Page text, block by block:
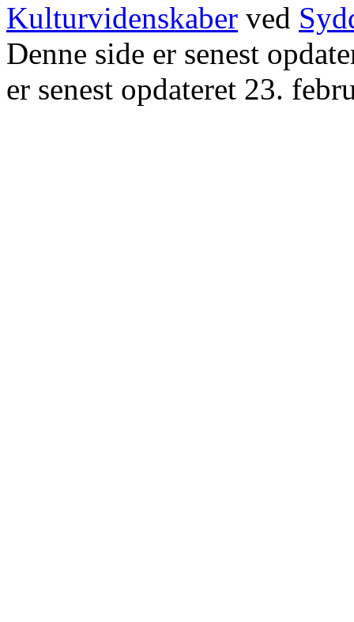
Kulturvidenskaber ved
Denne side er senest
er senest opdateret 23.